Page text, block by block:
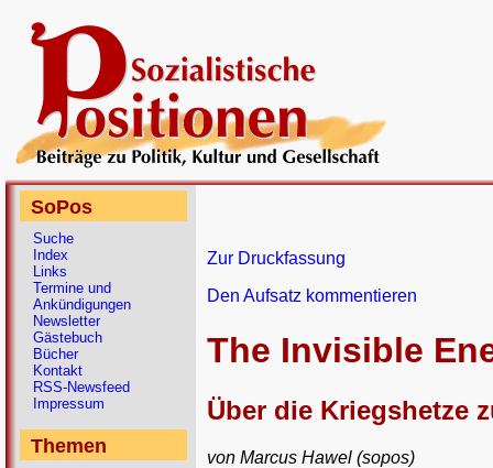
Zur Druckfassung
Den Aufsatz kommentieren
The Invisible
Über die Kriegshetze
von Marcus Hawel (sopos)
SoPos
Suche
Index
Links
Termine und
Ankündigungen
Newsletter
Gästebuch
Bücher
Kontakt
RSS-Newsfeed
Impressum
Themen